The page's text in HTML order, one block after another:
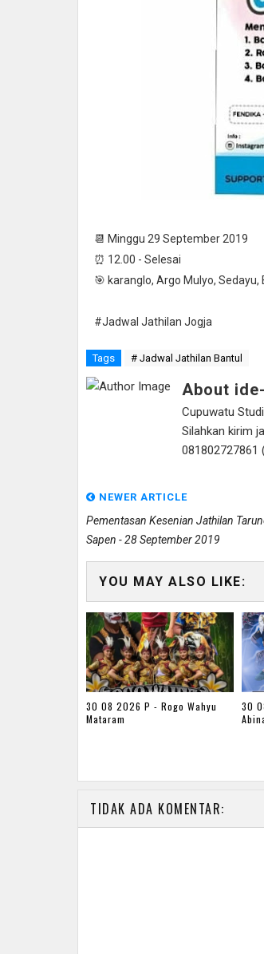
📆 Minggu 29 September 2019
⏰ 12.00 - Selesai
🎯 karanglo, Argo Mulyo, Sedayu,
#Jadwal Jathilan Jogja
Tags # Jadwal Jathilan Bantul
About
Cupuwatu
Silahkan kirim
081802727861
NEWER ARTICLE
Pementasan Kesenian Jathilan
Sapen - 28 September 2019
YOU MAY ALSO LIKE:
30 08 2026 P - Rogo Wahyu
Mataram
30
TIDAK ADA KOMENTAR: